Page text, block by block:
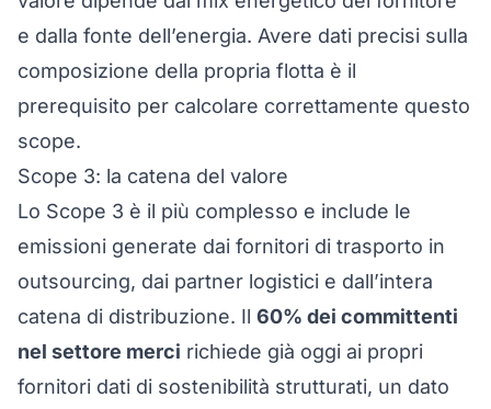
e dalla fonte dell’energia. Avere dati precisi sulla
composizione della propria flotta è il
prerequisito per calcolare correttamente questo
scope.
Scope 3: la catena del valore
Lo Scope 3 è il più complesso e include le
emissioni generate dai fornitori di trasporto in
outsourcing, dai partner logistici e dall’intera
catena di distribuzione. Il 60% dei committenti
nel settore merci richiede già oggi ai propri
fornitori dati di sostenibilità strutturati, un dato